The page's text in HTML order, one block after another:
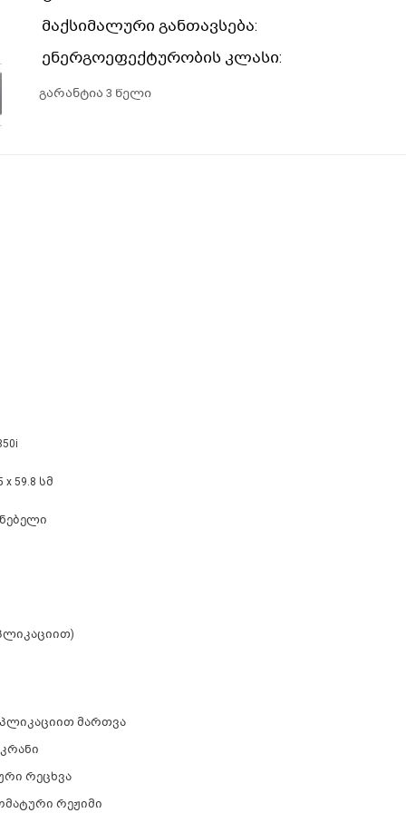
მაქსიმალური განთავსება:
ენერგოეფექტურობის კლასი:
გარანტია 3 წელი
x 59.8 სმ
მართვა
რეცხვა
რეჟიმი